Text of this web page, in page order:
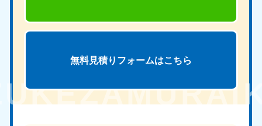
無料見積りフォームはこちら